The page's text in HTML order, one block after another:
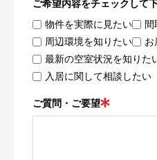
ご希望内容をチェックして
物件を実際に見たい
間
周辺環境を知りたい
お
最新の空室状況を知りた
入居に関して相談したい
ご質問・ご要望